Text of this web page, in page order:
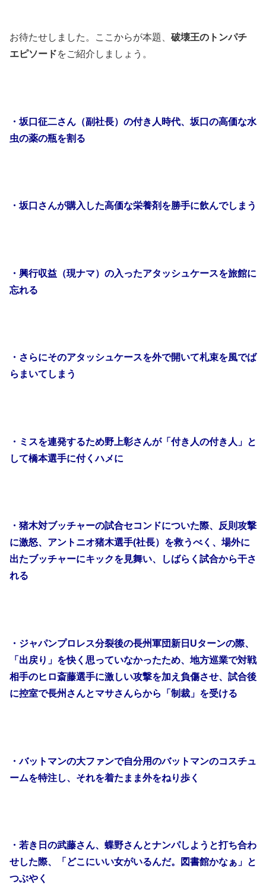
お待たせしました。ここからが本題、 破壊王のトンパチ
エピソードをご紹介しましょう。
・坂口征二さん（副社長）の付き人時代、坂口の高価な水
虫の薬の瓶を割る
・坂口さんが購入した高価な栄養剤を勝手に飲んでしまう
・興行収益（現ナマ）の入ったアタッシュケースを旅館に
忘れる
・さらにそのアタッシュケースを外で開いて札束を風でば
らまいてしまう
・ミスを連発するため野上彰さんが「付き人の付き人」と
して橋本選手に付くハメに
・猪木対ブッチャーの試合セコンドについた際、反則攻撃
に激怒、アントニオ猪木選手(社長）を救うべく、場外に
出たブッチャーにキックを見舞い、しばらく試合から干さ
れる
・ジャパンプロレス分裂後の長州軍団新日Uターンの際、
「出戻り」を快く思っていなかったため、地方巡業で対戦
相手のヒロ斎藤選手に激しい攻撃を加え負傷させ、試合後
に控室で長州さんとマサさんらから「制裁」を受ける
・バットマンの大ファンで自分用のバットマンのコスチュ
ームを特注し、それを着たまま外をねり歩く
・若き日の武藤さん、蝶野さんとナンパしようと打ち合わ
せした際、「どこにいい女がいるんだ。図書館かなぁ」と
つぶやく